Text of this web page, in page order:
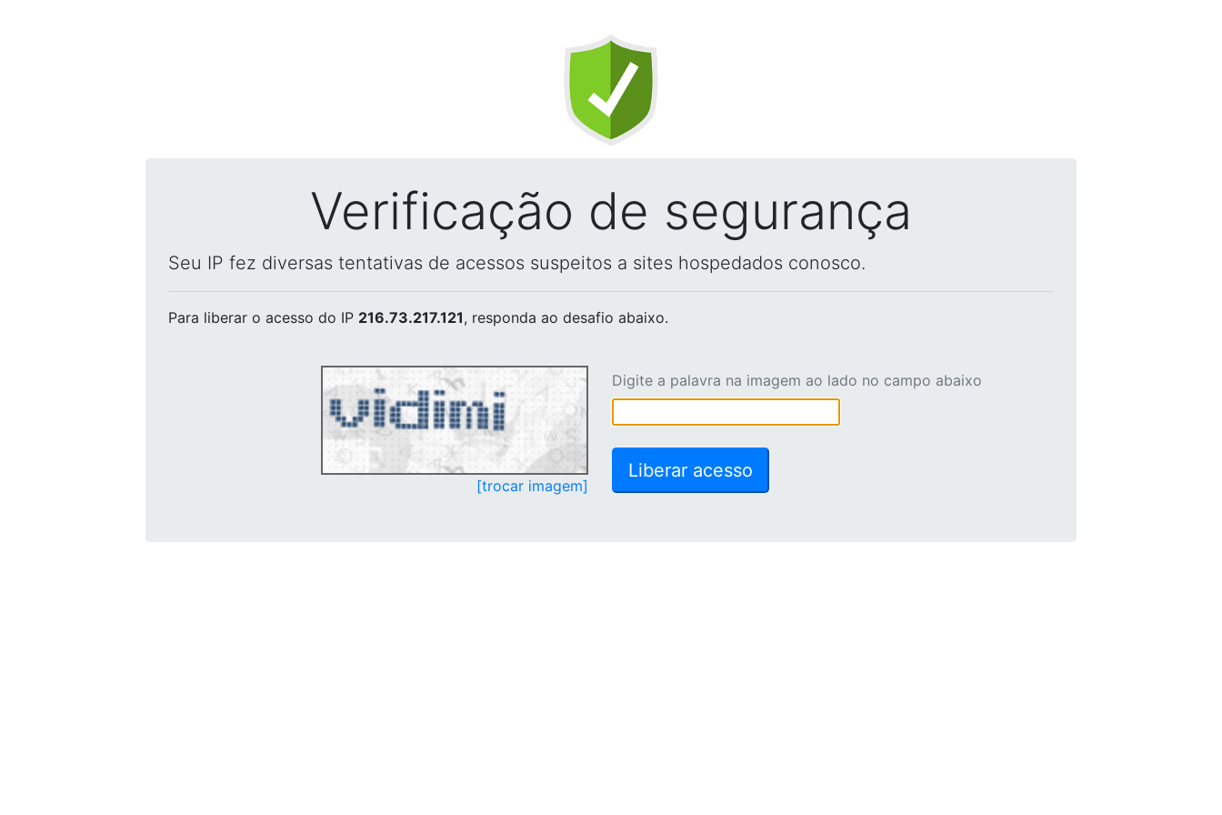
Verificação de segurança
Seu IP fez diversas tentativas de acessos suspeitos a sites hospedados conosco.
Para liberar o acesso do IP 216.73.217.121, responda ao desafio abaixo.
[trocar imagem]
Digite a palavra na imagem ao lado no campo abaixo